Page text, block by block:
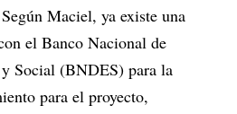
Maciel, ya existe una
el Banco Nacional de
Social (BNDES) para la
para el proyecto,